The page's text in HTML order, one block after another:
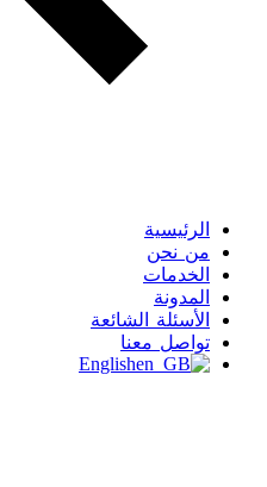
الرئيسية
من نحن
الخدمات
المدونة
الأسئلة الشائعة
تواصل معنا
English